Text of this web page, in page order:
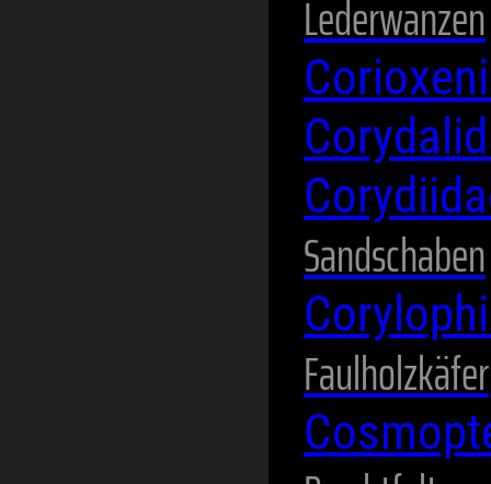
Lederwanzen
Sandschaben
Faulholzkäfer